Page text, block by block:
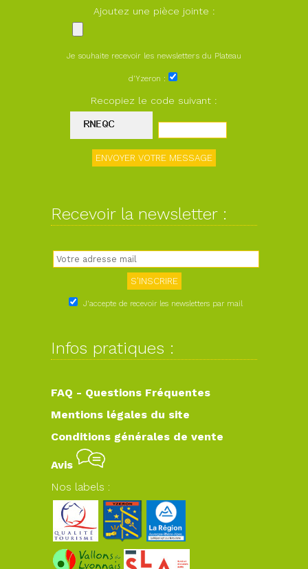
Ajoutez une pièce jointe :
Je souhaite recevoir les newsletters du Plateau
d'Yzeron :
Recopiez le code suivant :
Recevoir la newsletter :
J'accepte de recevoir les newsletters par mail
Infos pratiques :
FAQ - Questions Fréquentes
Mentions légales du site
Conditions générales de vente
Avis
Nos labels :